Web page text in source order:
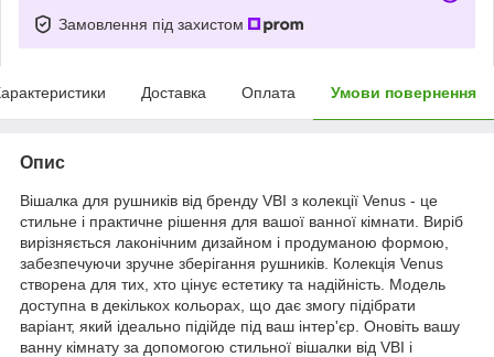
Замовлення під захистом
Доставка Оплата Умови повернення
Опис
Вішалка для рушників від бренду VBI з колекції Venus - це
стильне і практичне рішення для вашої ванної кімнати. Виріб
вирізняється лаконічним дизайном і продуманою формою,
забезпечуючи зручне зберігання рушників. Колекція Venus
створена для тих, хто цінує естетику та надійність. Модель
доступна в декількох кольорах, що дає змогу підібрати
варіант, який ідеально підійде під ваш інтер'єр. Оновіть вашу
ванну кімнату за допомогою стильної вішалки від VBI і